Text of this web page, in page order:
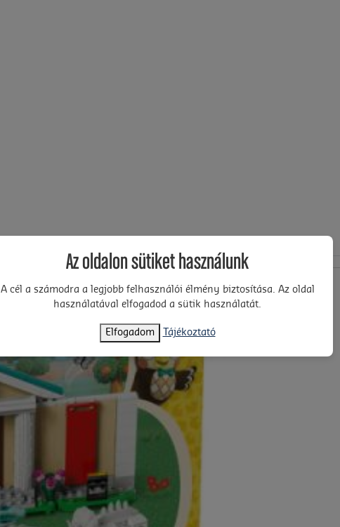
Az oldalon sütiket használunk
A cél a számodra a legjobb felhasználói élmény biztosítása. Az oldal
használatával elfogadod a sütik használatát.
Elfogadom Tájékoztató